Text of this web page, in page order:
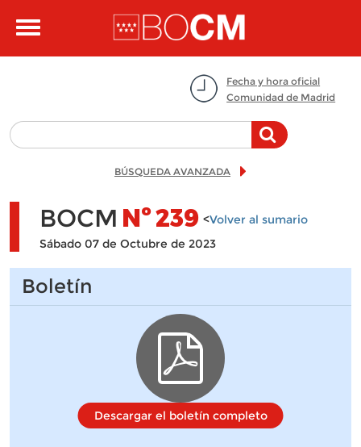
Toggle
Fecha y hora oficial
Comunidad de Madrid
BÚSQUEDA AVANZADA
BOCM Nº239 <Volver al sumario
Sábado 07 de Octubre de 2023
Boletín
Descargar el boletín completo